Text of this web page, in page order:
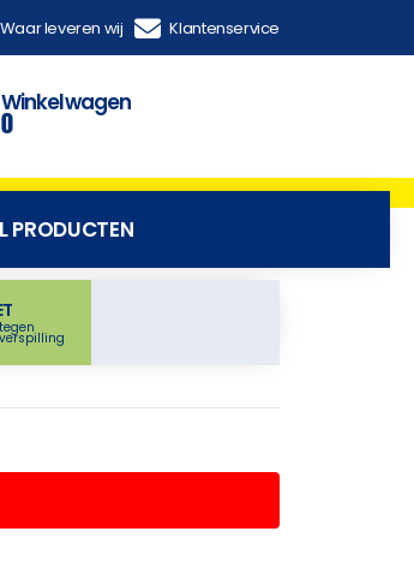
Waar leveren wij Klantenservice
Winkelwagen
0
PRODUCTEN